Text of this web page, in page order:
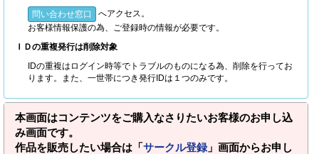
問い合わせ窓口
へアクセス。
お客様情報保護の為、ご登録時の情報が必要です。
ＩＤの重複発行は削除対象
IDの重複はログイン時等でトラブルのものになる為、削除を行ってお
ります。また、一世帯につき発行IDは１つのみです。
本画面はコンテンツをご購入なさりたいお客様のお申し込
み画面です。
作品を販売したい場合は「サークル登録」画面からお申し